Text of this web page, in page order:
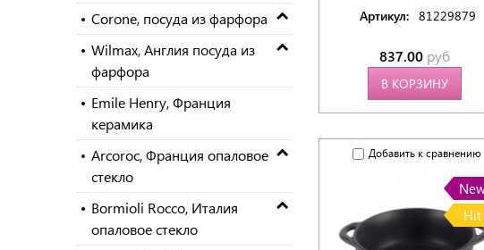
Corone, посуда из фарфора
Wilmax, Англия посуда из
фарфора
Emile Henry, Франция
керамика
Arcoroc, Франция опаловое
стекло
Bormioli Rocco, Италия
опаловое стекло
Артикул: 81229879
837.00 руб
В КОРЗИНУ
Добавить к сравнению
Hit